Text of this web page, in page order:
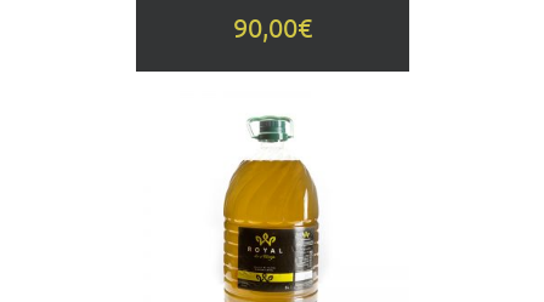
90,00€
AÑADIR
CARRITO
DETALLES